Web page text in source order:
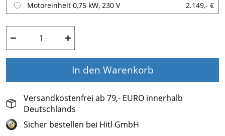
Motoreinheit 0,75 kW, 230 V
2.149,- €
− +
In den Warenkorb
Versandkostenfrei ab 79,- EURO innerhalb
Deutschlands
Sicher bestellen bei Hitl GmbH